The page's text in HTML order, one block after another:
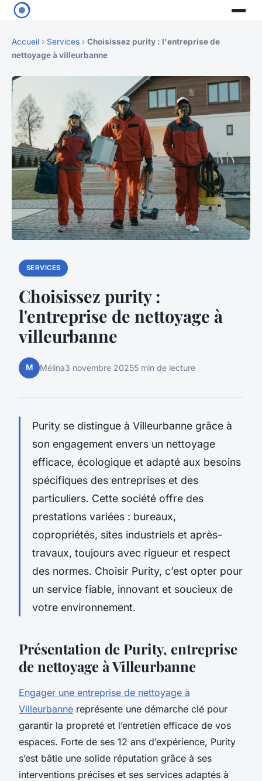
Accueil › Services › Choisissez purity : l'entreprise de
nettoyage à villeurbanne
SERVICES
Choisissez purity :
l'entreprise de nettoyage à
villeurbanne
M Mélina3 novembre 20255 min de lecture
Purity se distingue à Villeurbanne grâce à
son engagement envers un nettoyage
efficace, écologique et adapté aux besoins
spécifiques des entreprises et des
particuliers. Cette société offre des
prestations variées : bureaux,
copropriétés, sites industriels et après-
travaux, toujours avec rigueur et respect
des normes. Choisir Purity, c’est opter pour
un service fiable, innovant et soucieux de
votre environnement.
Présentation de Purity, entreprise
de nettoyage à Villeurbanne
Engager une entreprise de nettoyage à
Villeurbanne représente une démarche clé pour
garantir la propreté et l’entretien efficace de vos
espaces. Forte de ses 12 ans d’expérience, Purity
s’est bâtie une solide réputation grâce à ses
interventions précises et ses services adaptés à